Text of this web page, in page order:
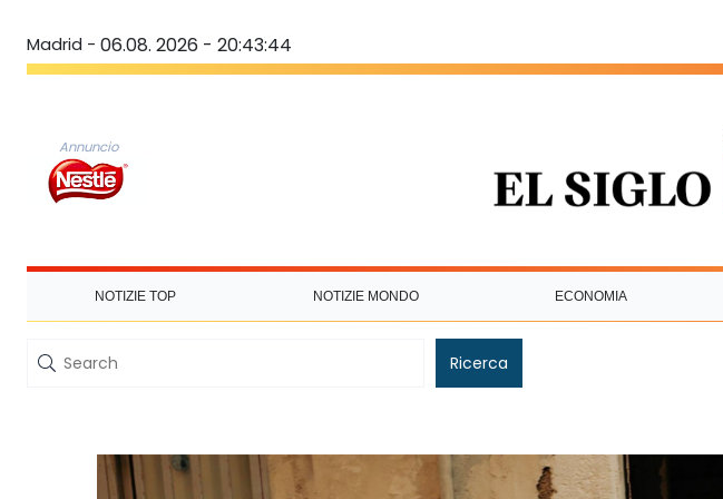
Madrid - 06.08. 2026 - 20:43:45
Annuncio
NOTIZIE TOP NOTIZIE MONDO ECONOMIA
Ricerca